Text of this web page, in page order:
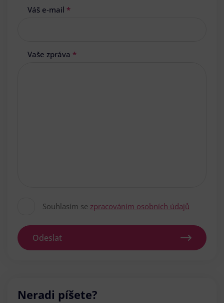
Váš e-mail *
Vaše zpráva *
Souhlasím se zpracováním osobních údajů
Odeslat
Neradi píšete?